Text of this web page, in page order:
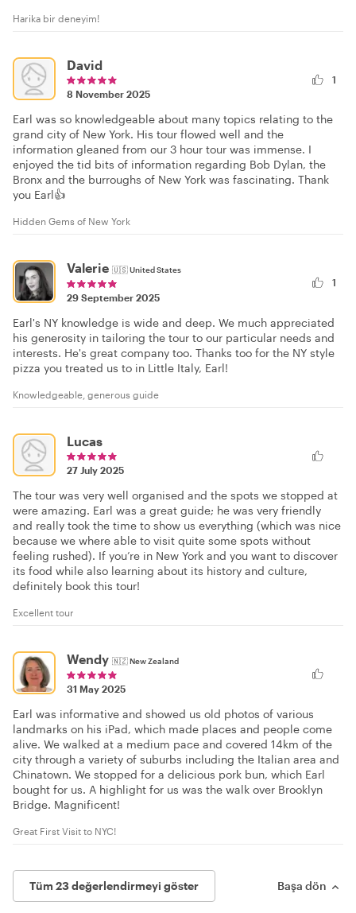
Harika bir deneyim!
David
8 November 2025
1
Earl was so knowledgeable about many topics relating to the
grand city of New York. His tour flowed well and the
information gleaned from our 3 hour tour was immense. I
enjoyed the tid bits of information regarding Bob Dylan, the
Bronx and the burroughs of New York was fascinating. Thank
you Earl👍
Hidden Gems of New York
Valerie 🇺🇸United States
29 September 2025
1
Earl's NY knowledge is wide and deep. We much appreciated
his generosity in tailoring the tour to our particular needs and
interests. He's great company too. Thanks too for the NY style
pizza you treated us to in Little Italy, Earl!
Knowledgeable, generous guide
Lucas
27 July 2025
The tour was very well organised and the spots we stopped at
were amazing. Earl was a great guide; he was very friendly
and really took the time to show us everything (which was nice
because we where able to visit quite some spots without
feeling rushed). If you’re in New York and you want to discover
its food while also learning about its history and culture,
definitely book this tour!
Excellent tour
Wendy 🇳🇿New Zealand
31 May 2025
Earl was informative and showed us old photos of various
landmarks on his iPad, which made places and people come
alive. We walked at a medium pace and covered 14km of the
city through a variety of suburbs including the Italian area and
Chinatown. We stopped for a delicious pork bun, which Earl
bought for us. A highlight for us was the walk over Brooklyn
Bridge. Magnificent!
Great First Visit to NYC!
Tüm 23 değerlendirmeyi göster Başa dön